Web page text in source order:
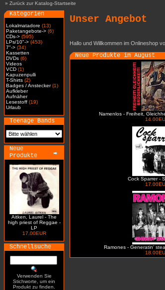
» Zurück zur Katalog-Startseite
Kategorien
Lokalmatadore (13)
Paketangebote-> (6)
CDs-> (595)
LPs/10"-> (453)
7"-> (34)
Kassetten
DVDs (6)
Videos
VCD (1)
Kapuzenpulli
T-Shirts (2)
Badges / Anstecker(1)
Aufkleber
Aufnäher
Lesestoff (19)
Urlaub
Teenage Bands
Neue
Produkte
Aitken, Laurel - The
high priest of Reggae -
LP
17.00EUR
Schnellsuche
Verwenden Sie
Stichworte, um ein
Produkt zu finden.
Unser Angebot
Hallo und Willkommen im Onlineshop
Neue Produkte im August
Namenlos - Freiheit,
Cock Sparrer -
Ramones - Generatin'